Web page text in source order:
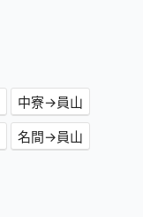
中寮→員山
名間→員山